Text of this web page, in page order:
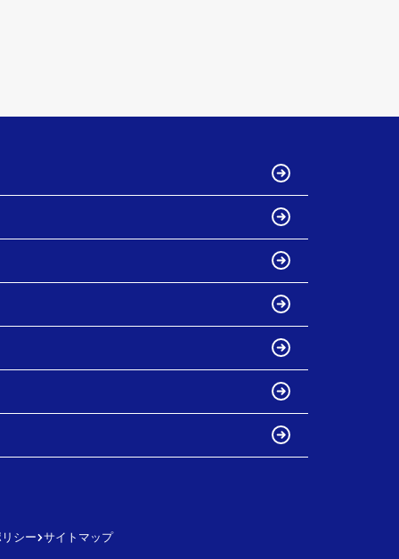
シー サイトマップ